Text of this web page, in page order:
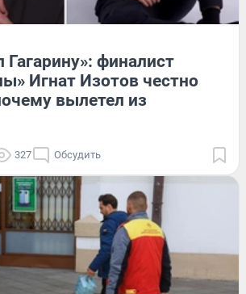
финалист
Игнат Изотов честно
вылетел из
327 Обсудить